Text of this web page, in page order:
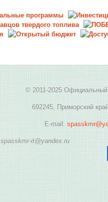
© 2011-2025 Официальный
692245, Приморский
E-mail:
spasskmr-it@yandex.ru